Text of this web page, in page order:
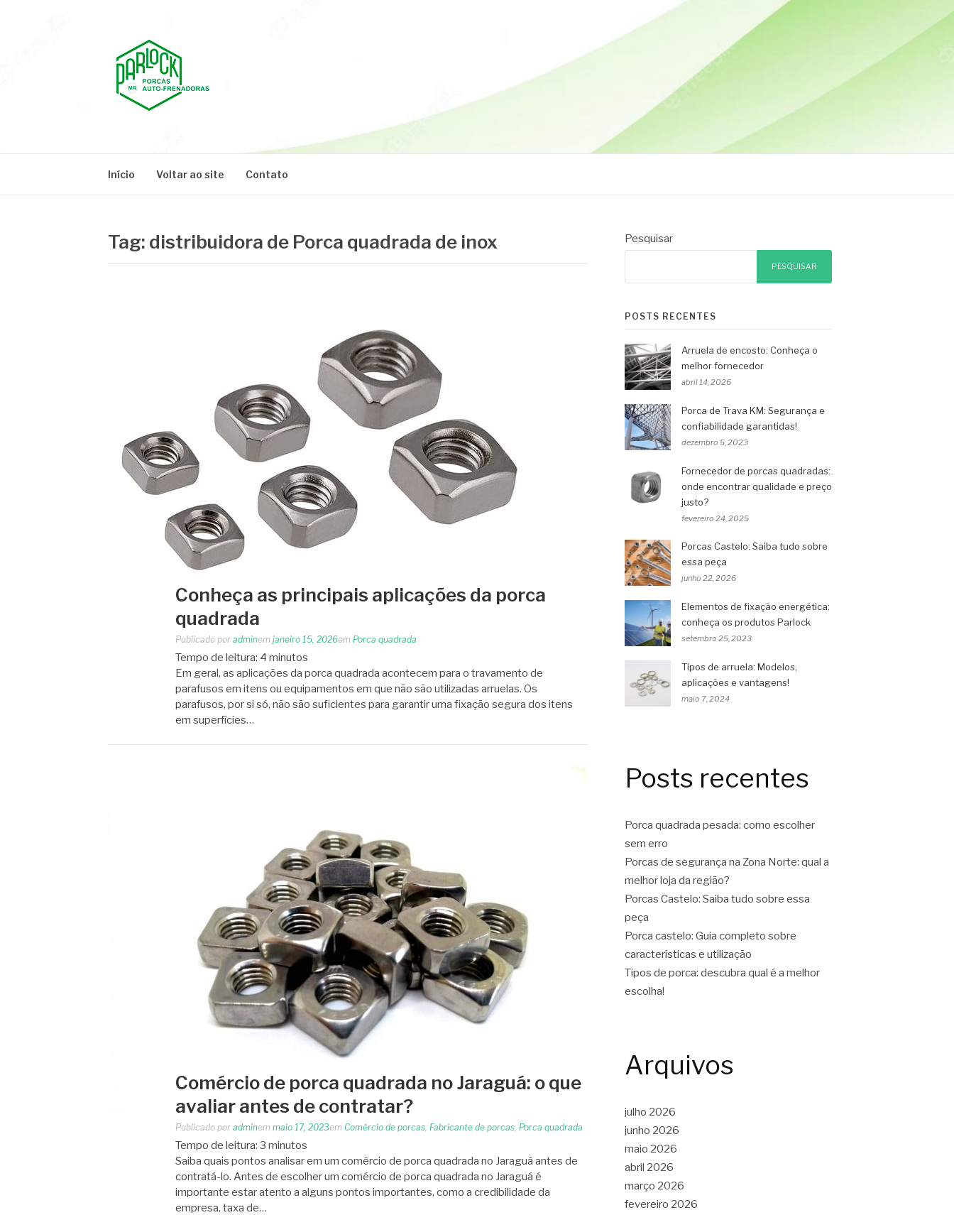
Início Voltar ao site Contato
Tag: distribuidora de Porca quadrada de inox
Conheça as principais aplicações da porca
quadrada
Publicado por adminem janeiro 15, 2026em Porca quadrada
Tempo de leitura: 4 minutos
Em geral, as aplicações da porca quadrada acontecem para o travamento de
parafusos em itens ou equipamentos em que não são utilizadas arruelas. Os
parafusos, por si só, não são suficientes para garantir uma fixação segura dos itens
em superfícies…
Comércio de porca quadrada no Jaraguá: o que
avaliar antes de contratar?
Publicado por adminem maio 17, 2023em Comércio de porcas Fabricante de porcas Porca quadrada
Tempo de leitura: 3 minutos
Saiba quais pontos analisar em um comércio de porca quadrada no Jaraguá antes de
contratá-lo. Antes de escolher um comércio de porca quadrada no Jaraguá é
importante estar atento a alguns pontos importantes, como a credibilidade da
empresa, taxa de…
Pesquisar
PESQUISAR
POSTS RECENTES
Arruela de encosto: Conheça o
melhor fornecedor
abril 14, 2026
Porca de Trava KM: Segurança e
confiabilidade garantidas!
dezembro 5, 2023
Fornecedor de porcas quadradas:
onde encontrar qualidade e preço
justo?
fevereiro 24, 2025
Porcas Castelo: Saiba tudo sobre
essa peça
junho 22, 2026
Elementos de fixação energética:
conheça os produtos Parlock
setembro 25, 2023
Tipos de arruela: Modelos,
aplicações e vantagens!
maio 7, 2024
Posts recentes
Porca quadrada pesada: como escolher
sem erro
Porcas de segurança na Zona Norte: qual a
melhor loja da região?
Porcas Castelo: Saiba tudo sobre essa
peça
Porca castelo: Guia completo sobre
características e utilização
Tipos de porca: descubra qual é a melhor
escolha!
Arquivos
julho 2026
junho 2026
maio 2026
abril 2026
março 2026
fevereiro 2026